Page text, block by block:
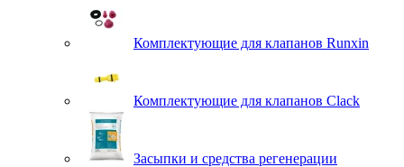
Комплектующие для клапанов Runxin
Комплектующие для клапанов Clack
Засыпки и средства регенерации